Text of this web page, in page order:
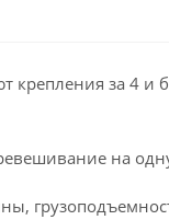
крепления за 4 и
на